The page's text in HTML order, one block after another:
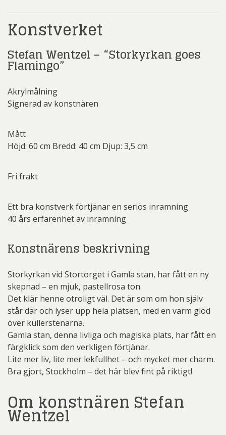
Konstverket
Stefan Wentzel – “Storkyrkan goes
Flamingo”
Akrylmålning
Signerad av konstnären
Mått
Höjd: 60 cm Bredd: 40 cm Djup: 3,5 cm
Fri frakt
Ett bra konstverk förtjänar en seriös inramning
40 års erfarenhet av inramning
Konstnärens beskrivning
Storkyrkan vid Stortorget i Gamla stan, har fått en ny
skepnad – en mjuk, pastellrosa ton.
Det klär henne otroligt väl. Det är som om hon själv
står där och lyser upp hela platsen, med en varm glöd
över kullerstenarna.
Gamla stan, denna livliga och magiska plats, har fått en
färgklick som den verkligen förtjänar.
Lite mer liv, lite mer lekfullhet – och mycket mer charm.
Bra gjort, Stockholm – det här blev fint på riktigt!
Om konstnären Stefan
Wentzel